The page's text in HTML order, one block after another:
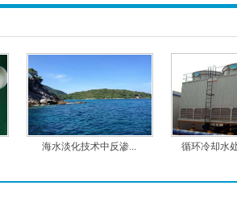
海水淡化技术中反渗... 循环冷却水